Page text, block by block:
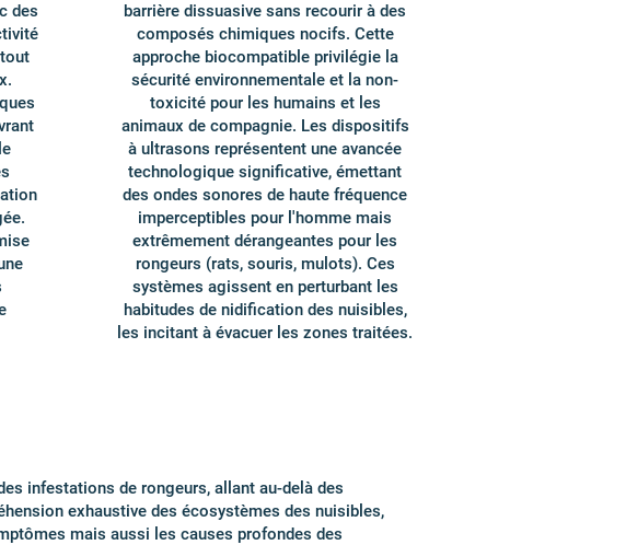
des
barrière dissuasive sans recourir à des
composés chimiques nocifs. Cette
approche biocompatible privilégie la
sécurité environnementale et la non-
toxicité pour les humains et les
animaux de compagnie. Les dispositifs
à ultrasons représentent une avancée
technologique significative, émettant
des ondes sonores de haute fréquence
imperceptibles pour l'homme mais
extrêmement dérangeantes pour les
rongeurs (rats, souris, mulots). Ces
systèmes agissent en perturbant les
habitudes de nidification des nuisibles,
les incitant à évacuer les zones traitées.
infestations de rongeurs, allant au-delà des
exhaustive des écosystèmes des nuisibles,
mais aussi les causes profondes des